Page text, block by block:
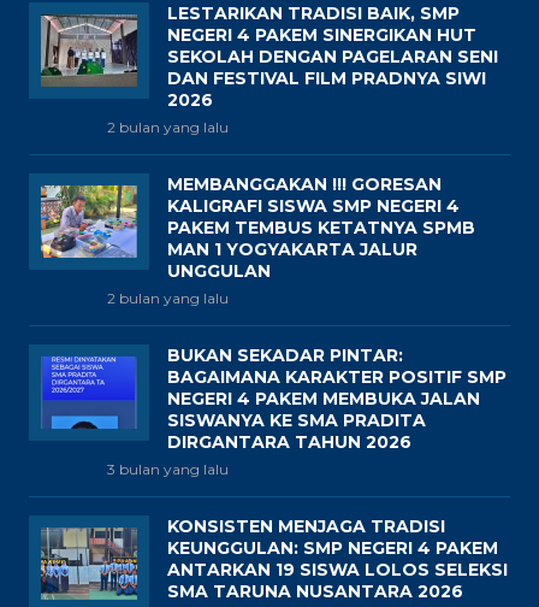
LESTARIKAN TRADISI BAIK, SMP
NEGERI 4 PAKEM SINERGIKAN HUT
SEKOLAH DENGAN PAGELARAN SENI
DAN FESTIVAL FILM PRADNYA SIWI
2026
2 bulan yang lalu
MEMBANGGAKAN !!! GORESAN
KALIGRAFI SISWA SMP NEGERI 4
PAKEM TEMBUS KETATNYA SPMB
MAN 1 YOGYAKARTA JALUR
UNGGULAN
2 bulan yang lalu
BUKAN SEKADAR PINTAR:
BAGAIMANA KARAKTER POSITIF SMP
NEGERI 4 PAKEM MEMBUKA JALAN
SISWANYA KE SMA PRADITA
DIRGANTARA TAHUN 2026
3 bulan yang lalu
KONSISTEN MENJAGA TRADISI
KEUNGGULAN: SMP NEGERI 4 PAKEM
ANTARKAN 19 SISWA LOLOS SELEKSI
SMA TARUNA NUSANTARA 2026